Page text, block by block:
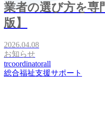
業者の選び方を専
版】
2026.04.08
お知らせ
trcoordinatorall
総合福祉支援サポート